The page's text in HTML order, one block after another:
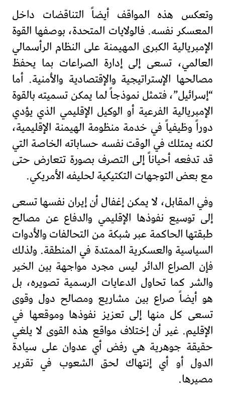
وتعكس هذه المواقف أيضاً التناقضات داخل
المعسكر نفسه. فالولايات المتحدة، بوصفها القوة
الإمبريالية الكبرى المهيمنة على النظام الرأسمالي
العالمي، تسعى إلى إدارة الصراعات بما يحفظ
مصالحها الإستراتيجية والإقتصادية والأمنية. أما
“إسرائيل”، فتمثل نموذجاً لما يمكن تسميته بالقوة
الإمبريالية الفرعية أو الوكيل الإقليمي الذي يؤدي
دوراً وظيفياً في خدمة منظومة الهيمنة الإقليمية،
لكنه يمتلك في الوقت نفسه حساباته الخاصة التي
قد تدفعه أحياناً إلى التصرف بصورة تتعارض حتى
مع بعض التوجهات التكتيكية لحليفه الأمريكي.
وفي المقابل، لا يمكن إغفال أن إيران نفسها تسعى
إلى توسيع نفوذها الإقليمي والدفاع عن مصالح
طبقتها الحاكمة عبر شبكة من التحالفات والأدوات
السياسية والعسكرية الممتدة في المنطقة. ولذلك
فإن الصراع الدائر ليس مجرد مواجهة بين الخير
والشر كما تحاول الدعايات الرسمية تصويره، بل
هو أيضاً صراع بين مشاريع ومصالح دول وقوى
تسعى كل منها إلى تعزيز نفوذها وموقعها في
الإقليم. غير أن إختلاف مواقع هذه القوى لا يلغي
حقيقة جوهرية هي رفض أي عدوان على سيادة
الدول أو أي إنتهاك لحق الشعوب في تقرير
مصيرها.